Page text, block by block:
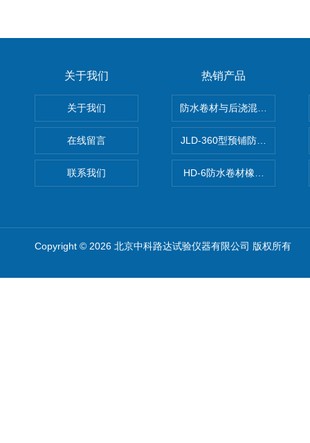
关于我们
关于我们
在线留言
联系我们
热销产品
防水卷材与后浇混凝土剥离强
JLD-360型预铺防水卷材抗冲
HD-6防水卷材橡胶测厚仪
Copyright © 2026 北京中科路达试验仪器有限公司 版权所有